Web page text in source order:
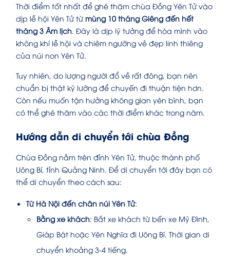
Thời điểm tốt nhất để ghé thăm chùa Đồng Yên Tử vào
dịp lễ hội Yên Tử từ mùng 10 tháng Giêng đến hết
tháng 3 Âm lịch . Đây là dịp lý tưởng để hòa mình vào
không khí lễ hội và chiêm ngưỡng vẻ đẹp linh thiêng
của núi non Yên Tử.
Tuy nhiên, do lượng người đổ về rất đông, bạn nên
chuẩn bị thật kỹ lưỡng để chuyến đi thuận tiện hơn.
Còn nếu muốn tận hưởng không gian yên bình, bạn
có thể ghé thăm vào các thời điểm khác trong năm.
Hướng dẫn di chuyển tới chùa Đồng
Chùa Đồng nằm trên đỉnh Yên Tử, thuộc thành phố
Uông Bí, tỉnh Quảng Ninh. Để di chuyển tới đây bạn có
thể di chuyển theo cách sau:
Từ Hà Nội đến chân núi Yên Tử:
Bằng xe khách: Bắt xe khách từ bến xe Mỹ Đình,
Giáp Bát hoặc Yên Nghĩa đi Uông Bí. Thời gian di
chuyển khoảng 3-4 tiếng.